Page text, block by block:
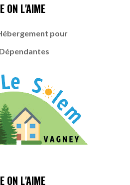
ON L'AIME
pour
ON L'AIME